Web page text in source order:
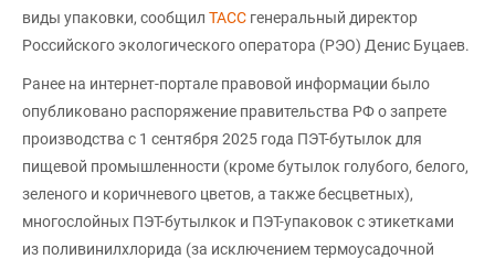
виды упаковки, сообщил ТАСС генеральный директор
Российского экологического оператора (РЭО) Денис Буцаев.
Ранее на интернет-портале правовой информации было
опубликовано распоряжение правительства РФ о запрете
производства с 1 сентября 2025 года ПЭТ-бутылок для
пищевой промышленности (кроме бутылок голубого, белого,
зеленого и коричневого цветов, а также бесцветных),
многослойных ПЭТ-бутылкок и ПЭТ-упаковок с этикетками
из поливинилхлорида (за исключением термоусадочной